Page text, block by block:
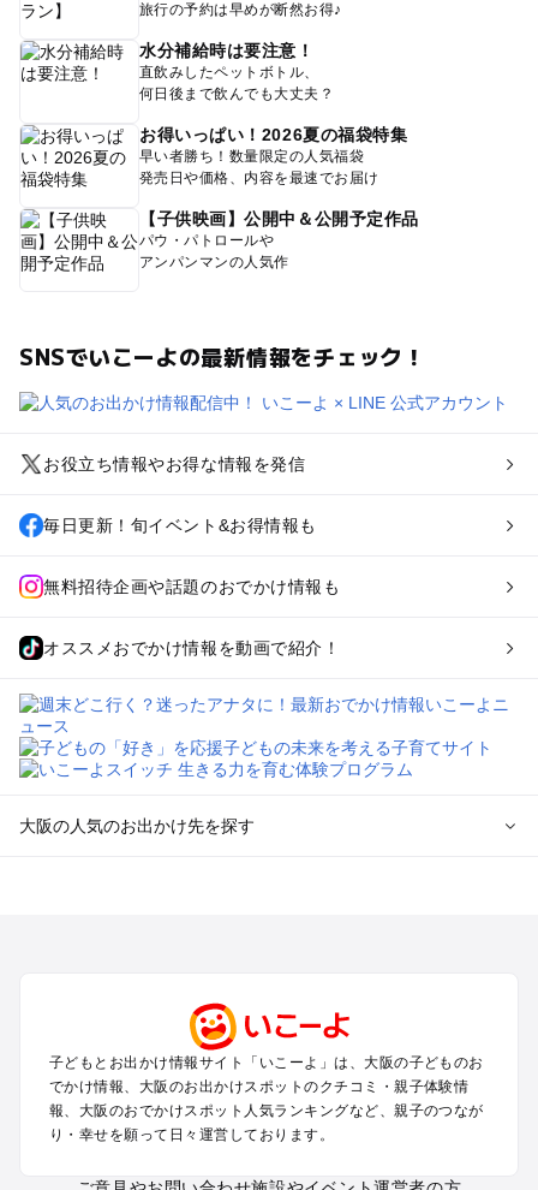
旅行の予約は早めが断然お得♪
水分補給時は要注意！
直飲みしたペットボトル、
何日後まで飲んでも大丈夫？
お得いっぱい！2026夏の福袋特集
早い者勝ち！数量限定の人気福袋
発売日や価格、内容を最速でお届け
【子供映画】公開中＆公開予定作品
パウ・パトロールや
アンパンマンの人気作
SNSでいこーよの最新情報をチェック！
お役立ち情報やお得な情報を発信
毎日更新！旬イベント&お得情報も
無料招待企画や話題のおでかけ情報も
オススメおでかけ情報を動画で紹介！
大阪の人気のお出かけ先を探す
梅田・キタ・淀屋橋・本町・福島のプールお出かけ
東大阪・八尾・寝屋川・守口・門真のプールお出かけ
大阪ベイエリア（USJ・南港）のプールお出かけ
なんば・心斎橋・道頓堀・四ツ橋・ミナミのプールお出かけ
天王寺・阿倍野・上本町・長居のプールお出かけ
子どもとお出かけ情報サイト「いこーよ」は、大阪の子どものお
でかけ情報、大阪のお出かけスポットのクチコミ・親子体験情
報、大阪のおでかけスポット人気ランキングなど、親子のつなが
り・幸せを願って日々運営しております。